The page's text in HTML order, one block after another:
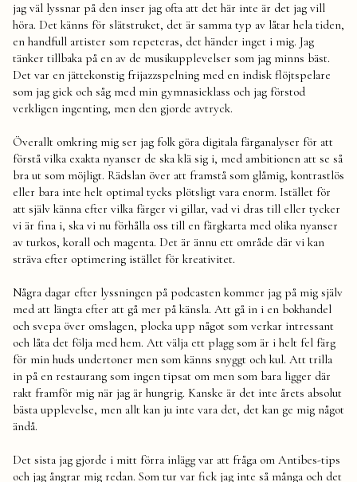
jag väl lyssnar på den inser jag ofta att det här inte är det jag vill
höra. Det känns för slätstruket, det är samma typ av låtar hela tiden,
en handfull artister som repeteras, det händer inget i mig. Jag
tänker tillbaka på en av de musikupplevelser som jag minns bäst.
Det var en jättekonstig frijazzspelning med en indisk flöjtspelare
som jag gick och såg med min gymnasieklass och jag förstod
verkligen ingenting, men den gjorde avtryck.
Överallt omkring mig ser jag folk göra digitala färganalyser för att
förstå vilka exakta nyanser de ska klä sig i, med ambitionen att se så
bra ut som möjligt. Rädslan över att framstå som glåmig, kontrastlös
eller bara inte helt optimal tycks plötsligt vara enorm. Istället för
att själv känna efter vilka färger vi gillar, vad vi dras till eller tycker
vi är fina i, ska vi nu förhålla oss till en färgkarta med olika nyanser
av turkos, korall och magenta. Det är ännu ett område där vi kan
sträva efter optimering istället för kreativitet.
Några dagar efter lyssningen på podcasten kommer jag på mig själv
med att längta efter att gå mer på känsla. Att gå in i en bokhandel
och svepa över omslagen, plocka upp något som verkar intressant
och låta det följa med hem. Att välja ett plagg som är i helt fel färg
för min huds undertoner men som känns snyggt och kul. Att trilla
in på en restaurang som ingen tipsat om men som bara ligger där
rakt framför mig när jag är hungrig. Kanske är det inte årets absolut
bästa upplevelse, men allt kan ju inte vara det, det kan ge mig något
ändå.
Det sista jag gjorde i mitt förra inlägg var att fråga om Antibes-tips
och jag ångrar mig redan. Som tur var fick jag inte så många och det